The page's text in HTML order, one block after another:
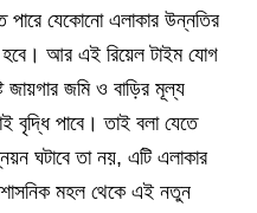
পারে যেকোনো এলাকার উন্নতির
আর এই রিয়েল টাইম যোগ
জায়গার জমি ও বাড়ির মূল্য
বৃদ্ধি পাবে। তাই বলা যেতে
ঘটাবে তা নয়, এটি এলাকার
মহল থেকে এই নতুন